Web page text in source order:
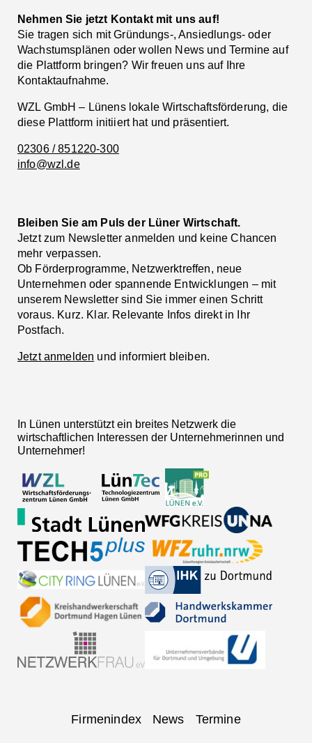
Nehmen Sie jetzt Kontakt mit uns auf!
Sie tragen sich mit Gründungs-, Ansiedlungs- oder
Wachstumsplänen oder wollen News und Termine auf
die Plattform bringen? Wir freuen uns auf Ihre
Kontaktaufnahme.
WZL GmbH – Lünens lokale Wirtschaftsförderung, die
diese Plattform initiiert hat und präsentiert.
02306 / 851220-300
info@wzl.de
Bleiben Sie am Puls der Lüner Wirtschaft.
Jetzt zum Newsletter anmelden und keine Chancen
mehr verpassen.
Ob Förderprogramme, Netzwerktreffen, neue
Unternehmen oder spannende Entwicklungen – mit
unserem Newsletter sind Sie immer einen Schritt
voraus. Kurz. Klar. Relevante Infos direkt in Ihr
Postfach.
Jetzt anmelden und informiert bleiben.
In Lünen unterstützt ein breites Netzwerk die
wirtschaftlichen Interessen der Unternehmerinnen und
Unternehmer!
Firmenindex News Termine